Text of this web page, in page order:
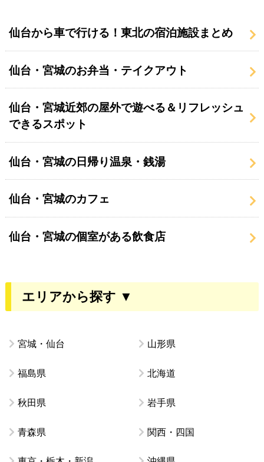
仙台から車で行ける！東北の宿泊施設まとめ
仙台・宮城のお弁当・テイクアウト
仙台・宮城近郊の屋外で遊べる＆リフレッシュ
できるスポット
仙台・宮城の日帰り温泉・銭湯
仙台・宮城のカフェ
仙台・宮城の個室がある飲食店
エリアから探す ▼
宮城・仙台 山形県
福島県 北海道
秋田県 岩手県
青森県 関西・四国